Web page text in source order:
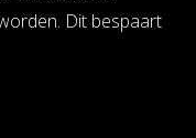
Dit bespaart